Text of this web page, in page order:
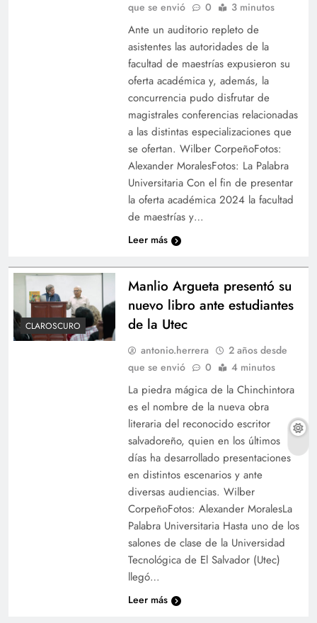
que se envió
0 3 minutos
Ante un auditorio repleto de
asistentes las autoridades de la
facultad de maestrías expusieron su
oferta académica y, además, la
concurrencia pudo disfrutar de
magistrales conferencias relacionadas
a las distintas especializaciones que
se ofertan. Wilber CorpeñoFotos:
Alexander MoralesFotos: La Palabra
Universitaria Con el fin de presentar
la oferta académica 2024 la facultad
de maestrías y…
Leer más
CLAROSCURO
Manlio Argueta presentó su
nuevo libro ante estudiantes
de la Utec
antonio.herrera
2 años desde
que se envió
0 4 minutos
La piedra mágica de la Chinchintora
es el nombre de la nueva obra
literaria del reconocido escritor
salvadoreño, quien en los últimos
días ha desarrollado presentaciones
en distintos escenarios y ante
diversas audiencias. Wilber
CorpeñoFotos: Alexander MoralesLa
Palabra Universitaria Hasta uno de los
salones de clase de la Universidad
Tecnológica de El Salvador (Utec)
llegó…
Leer más